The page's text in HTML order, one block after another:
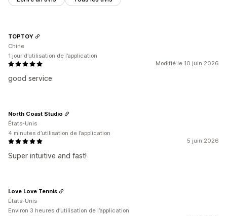
Modifié le 10 juin 2026
good service
TOPTOY
Chine
1 jour d’utilisation de l’application
5 juin 2026
Super intuitive and fast!
North Coast Studio
États-Unis
4 minutes d’utilisation de l’application
Love Love Tennis
États-Unis
Environ 3 heures d’utilisation de l’application